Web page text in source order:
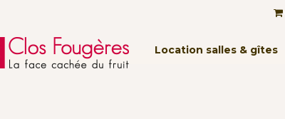
Location salles & gîtes